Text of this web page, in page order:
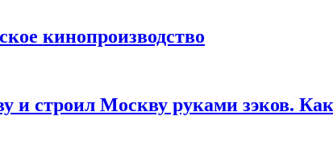
кинопроизводство
строил Москву руками зэков.